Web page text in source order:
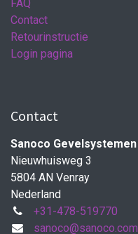
FAQ
Contact
Retourinstructie
Login pagina
Contact
Sanoco Gevelsystemen
Nieuwhuisweg 3
5804 AN Venray
Nederland
+31-478-519770
sanoco@sanoco.com